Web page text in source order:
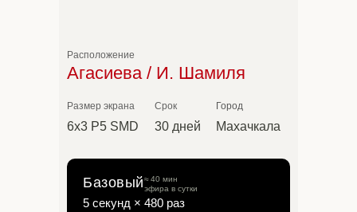
Расположение
Агасиева / И. Шамиля
Размер экрана
6х3 P5 SMD
Срок
30 дней
Город
Махачкала
Базовый≈ 40 мин
эфира в сутки
5 секунд × 480 раз